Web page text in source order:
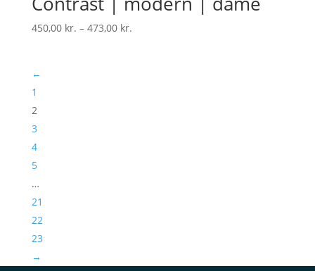
450,00 kr. – 473,00 kr.
←
1
2
3
4
5
…
21
22
23
→